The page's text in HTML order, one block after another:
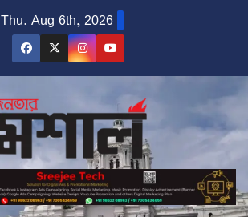
Thu. Aug 6th, 2026